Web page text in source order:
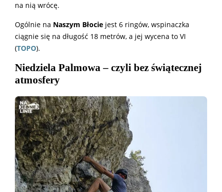
na nią wrócę.
Ogólnie na Naszym Błocie jest 6 ringów, wspinaczka
ciągnie się na długość 18 metrów, a jej wycena to VI
(TOPO).
Niedziela Palmowa – czyli bez świątecznej
atmosfery